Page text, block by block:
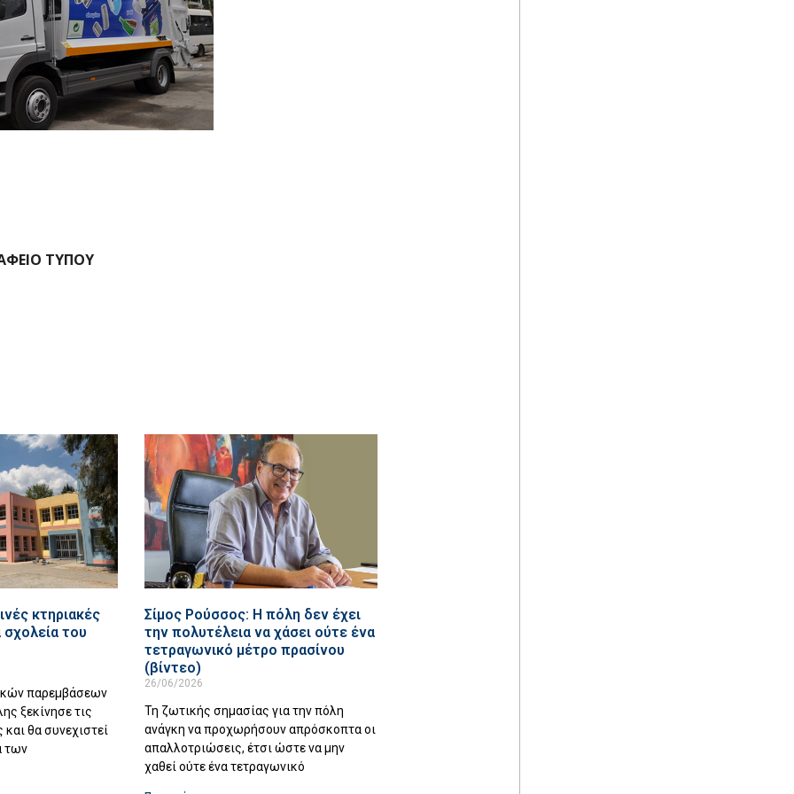
ΤΥΠΟΥ
κτηριακές
του
παρεμβάσεων
ξεκίνησε τις
θα συνεχιστεί
των
Σίμος Ρούσσος: Η πόλη δεν έχει
την πολυτέλεια να χάσει ούτε ένα
τετραγωνικό μέτρο πρασίνου
(βίντεο)
26/06/2026
Τη ζωτικής σημασίας για την πόλη
ανάγκη να προχωρήσουν απρόσκοπτα οι
απαλλοτριώσεις, έτσι ώστε να μην
χαθεί ούτε ένα τετραγωνικό